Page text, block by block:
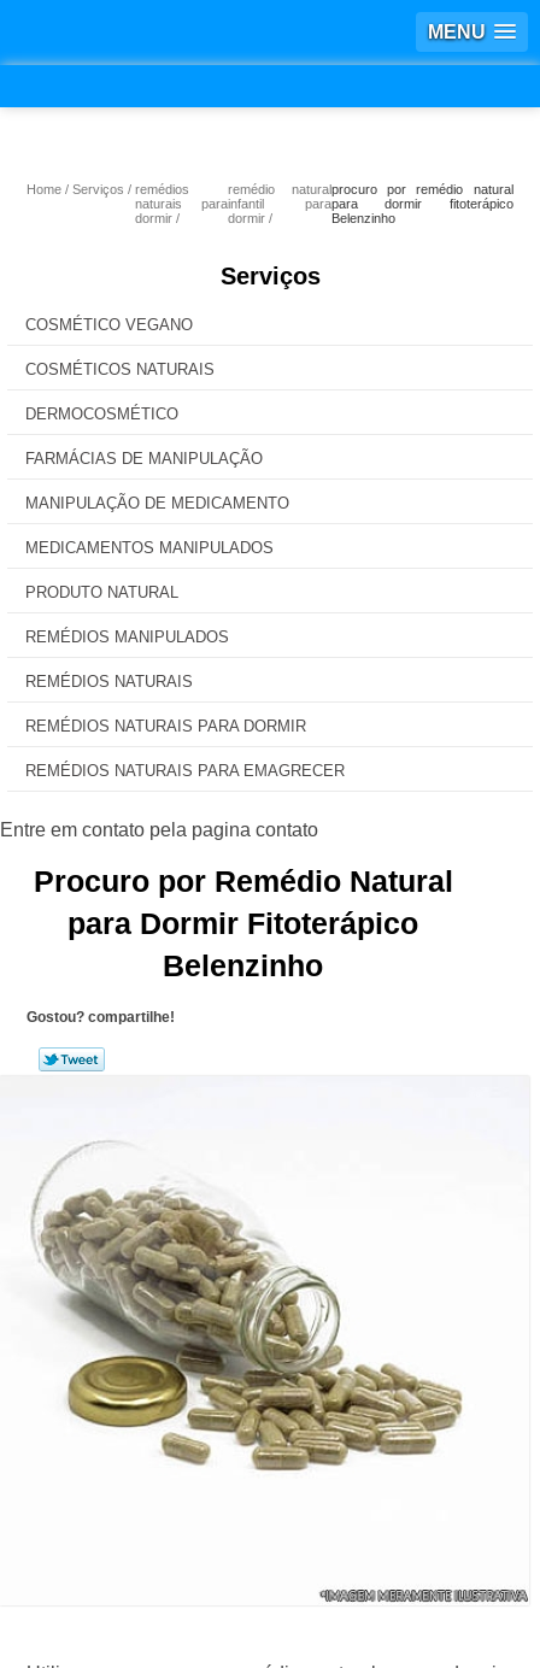
MENU
Home Serviços
remédios
naturais para
dormir
remédio natural
infantil para
dormir
procuro por remédio natural
para dormir fitoterápico
Belenzinho
Serviços
COSMÉTICO VEGANO
COSMÉTICOS NATURAIS
DERMOCOSMÉTICO
FARMÁCIAS DE MANIPULAÇÃO
MANIPULAÇÃO DE MEDICAMENTO
MEDICAMENTOS MANIPULADOS
PRODUTO NATURAL
REMÉDIOS MANIPULADOS
REMÉDIOS NATURAIS
REMÉDIOS NATURAIS PARA DORMIR
REMÉDIOS NATURAIS PARA EMAGRECER
Procuro por Remédio Natural
para Dormir Fitoterápico
Belenzinho
Gostou? compartilhe!